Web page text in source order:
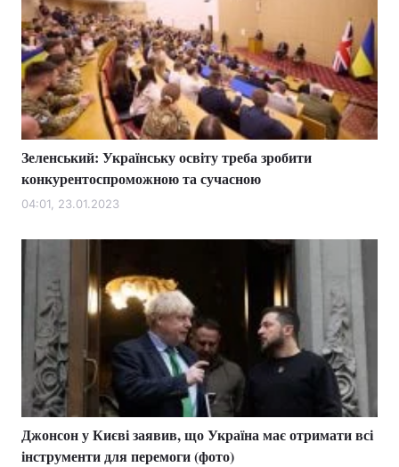
Зеленський: Українську освіту треба зробити
конкурентоспроможною та сучасною
04:01, 23.01.2023
Джонсон у Києві заявив, що Україна має отримати всі
інструменти для перемоги (фото)